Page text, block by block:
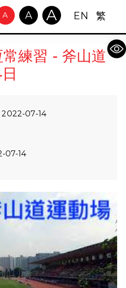
A A A EN 繁
練習 - 斧山道
2022-07-14
07-14